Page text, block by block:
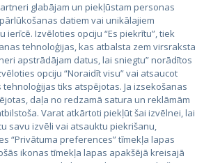
glabājam un piekļūstam personas
datiem vai unikālajiem
ierīcē. Izvēloties opciju “Es piekrītu”, tiek
tehnoloģijas, kas atbalsta zem virsraksta
apstrādājam datus, lai sniegtu” norādītos
opciju “Noraidīt visu” vai atsaucot
tehnoloģijas tiks atspējotas. Ja izsekošanas
daļa no redzamā satura un reklāmām
Varat atkārtoti piekļūt šai izvēlnei, lai
savu izvēli vai atsauktu piekrišanu,
“Privātuma preferences” tīmekļa lapas
ikonas tīmekļa lapas apakšējā kreisajā